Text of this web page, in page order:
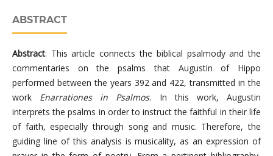
ABSTRACT
Abstract: This article connects the biblical psalmody and the
commentaries on the psalms that Augustin of Hippo
performed between the years 392 and 422, transmitted in the
work Enarrationes in Psalmos. In this work, Augustin
interprets the psalms in order to instruct the faithful in their life
of faith, especially through song and music. Therefore, the
guiding line of this analysis is musicality, as an expression of